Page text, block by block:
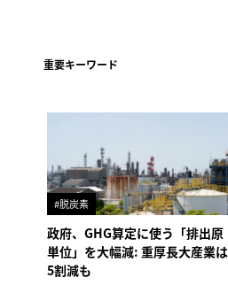
重要キーワード
#脱炭素
政府、GHG算定に使う「排出原
単位」を大幅減: 重厚長大産業は
5割減も